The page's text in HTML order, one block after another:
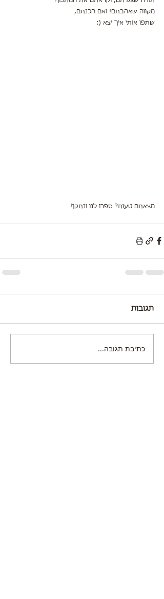
מקווה שאהבתם! ואם הכנתם,
שתפו אותי איך יצא (:
מצאתם טעות? ספרו לנו ונתקן!
תגובות
כתיבת תגובה...